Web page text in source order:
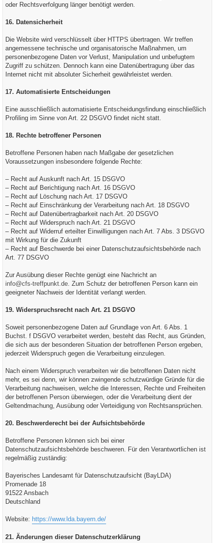
oder Rechtsverfolgung länger benötigt werden.
16. Datensicherheit
Die Website wird verschlüsselt über HTTPS übertragen. Wir treffen
angemessene technische und organisatorische Maßnahmen, um
personenbezogene Daten vor Verlust, Manipulation und unbefugtem
Zugriff zu schützen. Dennoch kann eine Datenübertragung über das
Internet nicht mit absoluter Sicherheit gewährleistet werden.
17. Automatisierte Entscheidungen
Eine ausschließlich automatisierte Entscheidungsfindung einschließlich
Profiling im Sinne von Art. 22 DSGVO findet nicht statt.
18. Rechte betroffener Personen
Betroffene Personen haben nach Maßgabe der gesetzlichen
Voraussetzungen insbesondere folgende Rechte:
– Recht auf Auskunft nach Art. 15 DSGVO
– Recht auf Berichtigung nach Art. 16 DSGVO
– Recht auf Löschung nach Art. 17 DSGVO
– Recht auf Einschränkung der Verarbeitung nach Art. 18 DSGVO
– Recht auf Datenübertragbarkeit nach Art. 20 DSGVO
– Recht auf Widerspruch nach Art. 21 DSGVO
– Recht auf Widerruf erteilter Einwilligungen nach Art. 7 Abs. 3 DSGVO
mit Wirkung für die Zukunft
– Recht auf Beschwerde bei einer Datenschutzaufsichtsbehörde nach
Art. 77 DSGVO
Zur Ausübung dieser Rechte genügt eine Nachricht an
info@cfs-treffpunkt.de. Zum Schutz der betroffenen Person kann ein
geeigneter Nachweis der Identität verlangt werden.
19. Widerspruchsrecht nach Art. 21 DSGVO
Soweit personenbezogene Daten auf Grundlage von Art. 6 Abs. 1
Buchst. f DSGVO verarbeitet werden, besteht das Recht, aus Gründen,
die sich aus der besonderen Situation der betroffenen Person ergeben,
jederzeit Widerspruch gegen die Verarbeitung einzulegen.
Nach einem Widerspruch verarbeiten wir die betroffenen Daten nicht
mehr, es sei denn, wir können zwingende schutzwürdige Gründe für die
Verarbeitung nachweisen, welche die Interessen, Rechte und Freiheiten
der betroffenen Person überwiegen, oder die Verarbeitung dient der
Geltendmachung, Ausübung oder Verteidigung von Rechtsansprüchen.
20. Beschwerderecht bei der Aufsichtsbehörde
Betroffene Personen können sich bei einer
Datenschutzaufsichtsbehörde beschweren. Für den Verantwortlichen ist
regelmäßig zuständig:
Bayerisches Landesamt für Datenschutzaufsicht (BayLDA)
Promenade 18
91522 Ansbach
Deutschland
Website: https://www.lda.bayern.de/
21. Änderungen dieser Datenschutzerklärung